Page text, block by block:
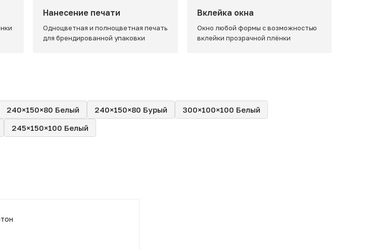
Нанесение печати
Одноцветная и полноцветная печать
для брендированной упаковки
Вклейка окна
Окно любой формы с возможностью
вклейки прозрачной плёнки
240×150×80 Белый 240×150×80 Бурый
300×100×100 Белый
245×150×100 Белый